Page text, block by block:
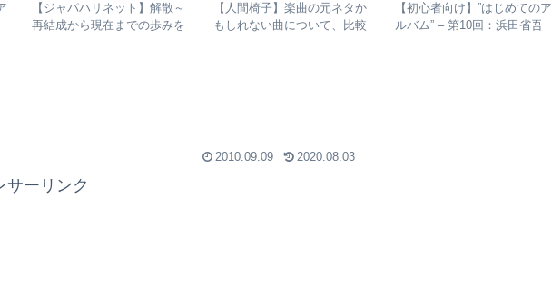
【ジャパハリネット】解散～
再結成から現在までの歩みを
【人間椅子】楽曲の元ネタか
もしれない曲について、比較
【初心者向け】”はじめてのア
ルバム” – 第10回：浜田省吾
2010.09.09 2020.08.03
サーリンク